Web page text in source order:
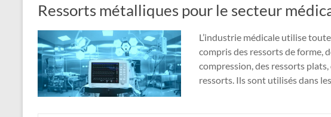
Ressorts métalliques pour le secteur
L’industrie médicale utilise
compris des ressorts de forme,
compression, des ressorts plats,
ressorts. Ils sont utilisés dans les